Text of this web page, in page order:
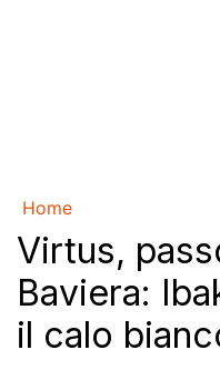
Home
Virtus,
Baviera:
il calo